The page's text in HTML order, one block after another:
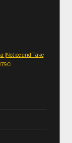
(Notice and Take
790